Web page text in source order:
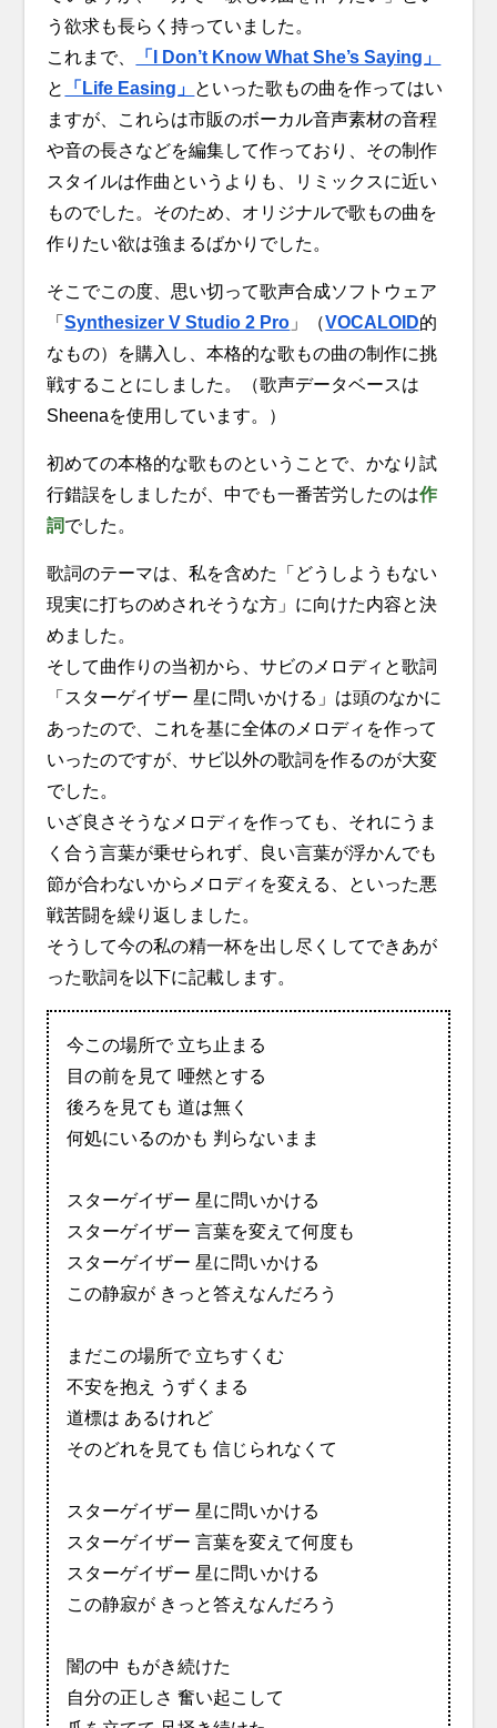
う欲求も長らく持っていました。
これまで、
「I Don’t Know What She’s Saying」
と
「Life Easing」 といった歌もの曲を作ってはい
ますが、これらは市販のボーカル音声素材の音程
や音の長さなどを編集して作っており、その制作
スタイルは作曲というよりも、リミックスに近い
ものでした。そのため、オリジナルで歌もの曲を
作りたい欲は強まるばかりでした。
そこでこの度、思い切って歌声合成ソフトウェア
「Synthesizer V Studio 2 Pro 」（VOCALOID的
なもの）を購入し、本格的な歌もの曲の制作に挑
戦することにしました。（歌声データベースは
Sheenaを使用しています。）
初めての本格的な歌ものということで、かなり試
行錯誤をしましたが、中でも一番苦労したのは作
詞でした。
歌詞のテーマは、私を含めた「どうしようもない
現実に打ちのめされそうな方」に向けた内容と決
めました。
そして曲作りの当初から、サビのメロディと歌詞
「スターゲイザー 星に問いかける」は頭のなかに
あったので、これを基に全体のメロディを作って
いったのですが、サビ以外の歌詞を作るのが大変
でした。
いざ良さそうなメロディを作っても、それにうま
く合う言葉が乗せられず、良い言葉が浮かんでも
節が合わないからメロディを変える、といった悪
戦苦闘を繰り返しました。
そうして今の私の精一杯を出し尽くしてできあが
った歌詞を以下に記載します。
今この場所で 立ち止まる
目の前を見て 唖然とする
後ろを見ても 道は無く
何処にいるのかも 判らないまま
スターゲイザー 星に問いかける
スターゲイザー 言葉を変えて何度も
スターゲイザー 星に問いかける
この静寂が きっと答えなんだろう
まだこの場所で 立ちすくむ
不安を抱え うずくまる
道標は あるけれど
そのどれを見ても 信じられなくて
スターゲイザー 星に問いかける
スターゲイザー 言葉を変えて何度も
スターゲイザー 星に問いかける
この静寂が きっと答えなんだろう
闇の中 もがき続けた
自分の正しさ 奮い起こして